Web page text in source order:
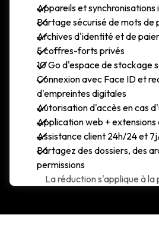
Appareils et synchronisations
Partage sécurisé de mots de
Archives d'identité et de
5 coffres-forts privés
10 Go d'espace de stockage
Connexion avec Face ID et
d'empreintes digitales
Autorisation d'accès en cas
Application web +
Assistance client 24h/24 et
Partagez des dossiers, des
permissions
La réduction s'applique à la